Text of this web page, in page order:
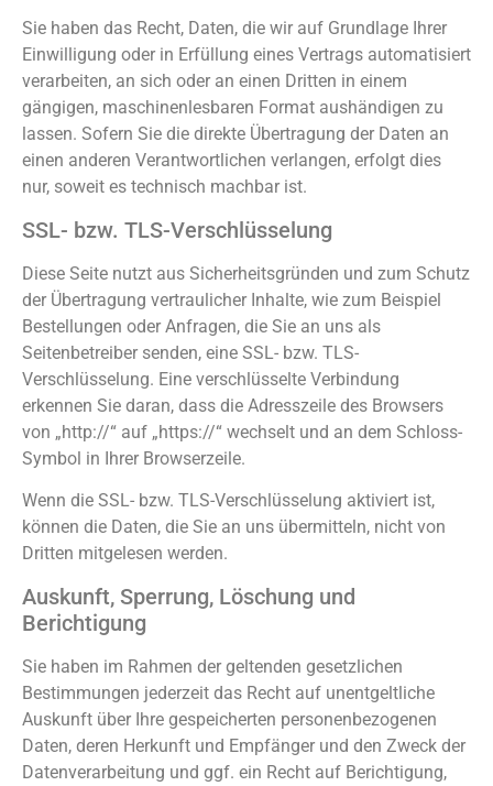
Sie haben das Recht, Daten, die wir auf Grundlage Ihrer
Einwilligung oder in Erfüllung eines Vertrags automatisiert
verarbeiten, an sich oder an einen Dritten in einem
gängigen, maschinenlesbaren Format aushändigen zu
lassen. Sofern Sie die direkte Übertragung der Daten an
einen anderen Verantwortlichen verlangen, erfolgt dies
nur, soweit es technisch machbar ist.
SSL- bzw. TLS-Verschlüsselung
Diese Seite nutzt aus Sicherheitsgründen und zum Schutz
der Übertragung vertraulicher Inhalte, wie zum Beispiel
Bestellungen oder Anfragen, die Sie an uns als
Seitenbetreiber senden, eine SSL- bzw. TLS-
Verschlüsselung. Eine verschlüsselte Verbindung
erkennen Sie daran, dass die Adresszeile des Browsers
von „http://“ auf „https://“ wechselt und an dem Schloss-
Symbol in Ihrer Browserzeile.
Wenn die SSL- bzw. TLS-Verschlüsselung aktiviert ist,
können die Daten, die Sie an uns übermitteln, nicht von
Dritten mitgelesen werden.
Auskunft, Sperrung, Löschung und
Berichtigung
Sie haben im Rahmen der geltenden gesetzlichen
Bestimmungen jederzeit das Recht auf unentgeltliche
Auskunft über Ihre gespeicherten personenbezogenen
Daten, deren Herkunft und Empfänger und den Zweck der
Datenverarbeitung und ggf. ein Recht auf Berichtigung,